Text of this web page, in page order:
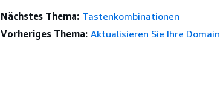
Nächstes Thema: Tastenkombinationen
Vorheriges Thema: Aktualisieren Sie Ihre Domain